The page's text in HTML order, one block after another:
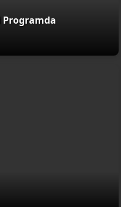
Programda